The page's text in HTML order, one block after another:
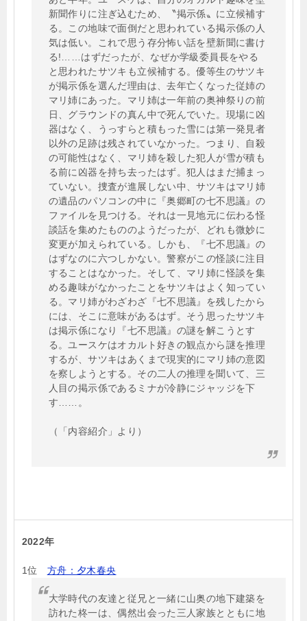
新聞作りに注ぎ込むため、〝掲示係〟に立候補す
る。この地味で面倒だと思われている掲示係の人
気は低い。これで思う存分怖い話を壁新聞に書け
る!……はずだったが、なぜか学級委員長をやる
と思われたサツキも立候補する。優等生のサツキ
が掲示係を選んだ理由は、去年亡くなった従姉の
マリ姉にあった。マリ姉は一年前の奥神祭りの前
日、グラウンドの真ん中で死んでいた。現場に凶
器はなく、うっすらと積もった雪には第一発見者
以外の足跡は残されていなかった。つまり、自殺
の可能性はなく、マリ姉を殺した犯人が雪が積も
る前に凶器を持ち去ったはず。犯人はまだ捕まっ
ていない。捜査が進展しない中、サツキはマリ姉
の遺品のパソコンの中に『奥郷町の七不思議』の
ファイルを見つける。それは一見地元に伝わる怪
談話を集めたもののようだったが、どれも微妙に
変更が加えられている。しかも、『七不思議』の
はずなのに六つしかない。警察がこの怪談に注目
することはなかった。そして、マリ姉に怪談を集
める趣味がなかったことをサツキはよく知ってい
る。マリ姉がわざわざ『七不思議』を残したから
には、そこに意味があるはず。そう思ったサツキ
は掲示係になり『七不思議』の謎を解こうとす
る。ユースケはオカルト好きの観点から謎を推理
するが、サツキはあくまで現実的にマリ姉の意図
を察しようとする。その二人の推理を聞いて、三
人目の掲示係であるミナが冷静にジャッジを下
す……。
（「内容紹介」より）
2022年
1位 方舟：夕木春央
大学時代の友達と従兄と一緒に山奥の地下建築を
訪れた柊一は、偶然出会った三人家族とともに地